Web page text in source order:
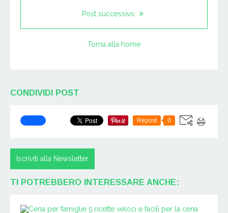
Post successivo
Torna alla home
CONDIVIDI POST
Repost 0
Iscriviti alla Newsletter
TI POTREBBERO INTERESSARE ANCHE: